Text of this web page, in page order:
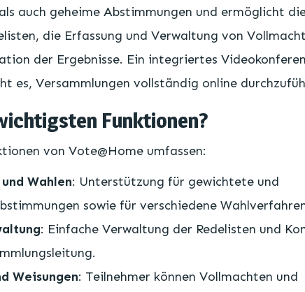
auch geheime Abstimmungen und ermöglicht
die Erfassung und Verwaltung von
der Ergebnisse. Ein integriertes
es, Versammlungen vollständig online
Funktionen?
von Vote@Home umfassen:
Wahlen: Unterstützung für gewichtete und
sowie für verschiedene
: Einfache Verwaltung der Redelisten und
Weisungen: Teilnehmer können Vollmachten und